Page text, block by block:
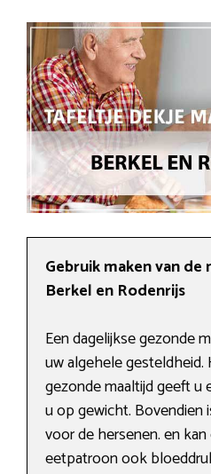
Gebruik maken van
Berkel en Rodenrijs
Een dagelijkse gezonde
uw algehele gesteldheid.
gezonde maaltijd geeft u
u op gewicht. Bovendien
voor de hersenen. en
eetpatroon ook